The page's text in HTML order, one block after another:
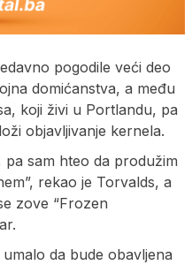
pogodile veći deo
domićanstva, a među
koji živi u Portlandu, pa
objavljivanje kernela.
pa sam hteo da produžim
rekao je Torvalds, a
zove “Frozen
da bude obavljena